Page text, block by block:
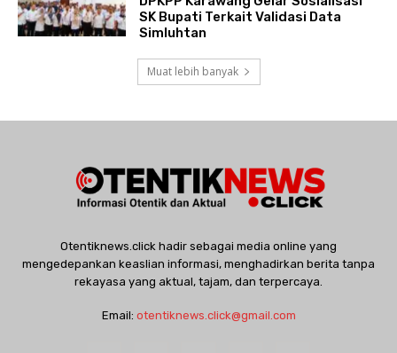
SK Bupati Terkait Validasi Data
Simluhtan
Muat lebih banyak
Otentiknews.click hadir sebagai media online yang
mengedepankan keaslian informasi, menghadirkan berita tanpa
rekayasa yang aktual, tajam, dan terpercaya.
Email: otentiknews.click@gmail.com